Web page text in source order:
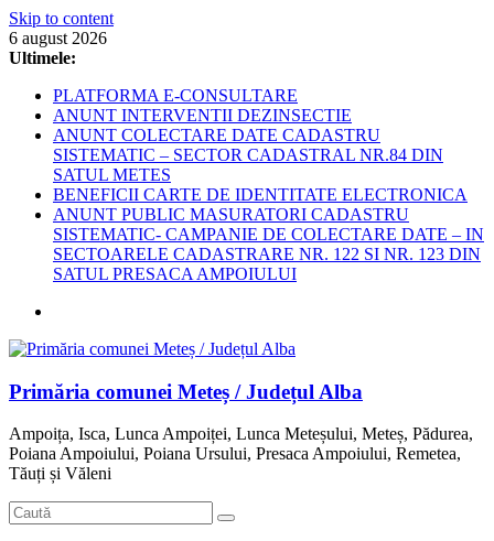
Skip to content
6 august 2026
Ultimele:
PLATFORMA E-CONSULTARE
ANUNT INTERVENTII DEZINSECTIE
ANUNT COLECTARE DATE CADASTRU
SISTEMATIC – SECTOR CADASTRAL NR.84 DIN
SATUL METES
BENEFICII CARTE DE IDENTITATE ELECTRONICA
ANUNT PUBLIC MASURATORI CADASTRU
SISTEMATIC- CAMPANIE DE COLECTARE DATE – IN
SECTOARELE CADASTRARE NR. 122 SI NR. 123 DIN
SATUL PRESACA AMPOIULUI
Primăria comunei Meteș / Județul Alba
Ampoița, Isca, Lunca Ampoiței, Lunca Meteșului, Meteș, Pădurea,
Poiana Ampoiului, Poiana Ursului, Presaca Ampoiului, Remetea,
Tăuți și Văleni